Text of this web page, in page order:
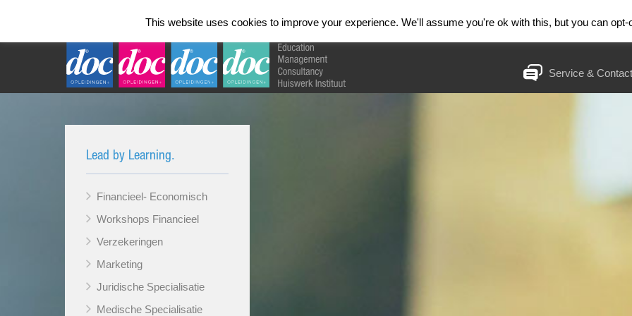
Talen Instituut Opleidingen & Trainingen Huiswerkinstituut RESET
Service & Contact
Lead by Learning.
Financieel- Economisch
Workshops Financieel
Verzekeringen
Marketing
Juridische Specialisatie
Medische Specialisatie
This website uses cookies to improve your experience. We'll assume you're ok with this, but you can opt-